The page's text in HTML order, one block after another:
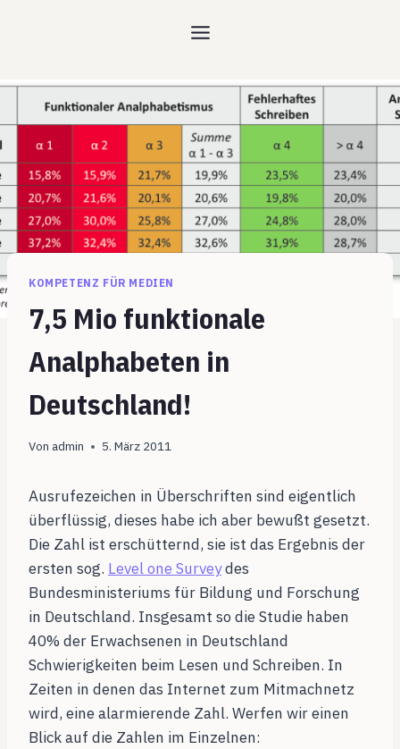
KOMPETENZ FÜR MEDIEN
7,5 Mio funktionale
Analphabeten in
Deutschland!
Von admin 5. März 2011
Ausrufezeichen in Überschriften sind eigentlich
überflüssig, dieses habe ich aber bewußt gesetzt.
Die Zahl ist erschütternd, sie ist das Ergebnis der
ersten sog. Level one Surveydes
Bundesministeriums für Bildung und Forschung
in Deutschland. Insgesamt so die Studie haben
40% der Erwachsenen in Deutschland
Schwierigkeiten beim Lesen und Schreiben. In
Zeiten in denen das Internet zum Mitmachnetz
wird, eine alarmierende Zahl. Werfen wir einen
Blick auf die Zahlen im Einzelnen: